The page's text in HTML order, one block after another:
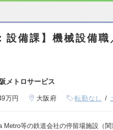
設備課】機械設備
メトロサービス
万円 大阪府 転勤なし
Metro等の鉄道会社の停留場施設（